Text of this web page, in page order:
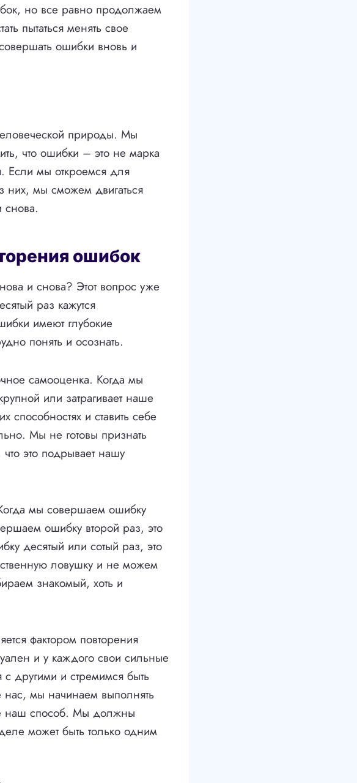
но все равно продолжаем
пытаться менять свое
ошибки вновь и
природы. Мы
что ошибки – это не марка
Если мы откроемся для
них, мы сможем двигаться
снова.
ошибок
и снова? Этот вопрос уже
раз кажутся
имеют глубокие
понять и осознать.
самооценка. Когда мы
или затрагивает наше
и ставить себе
Мы не готовы признать
это подрывает нашу
мы совершаем ошибку
ошибку второй раз, это
десятый или сотый раз, это
ловушку и не можем
знакомый, хоть и
фактором повторения
и у каждого свои сильные
другими и стремимся быть
нас, мы начинаем выполнять
наш способ. Мы должны
может быть только одним